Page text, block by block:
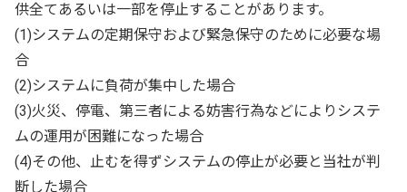
供全てあるいは一部を停止することがあります。
(1)システムの定期保守および緊急保守のために必要な場
合
(2)システムに負荷が集中した場合
(3)火災、停電、第三者による妨害行為などによりシステ
ムの運用が困難になった場合
(4)その他、止むを得ずシステムの停止が必要と当社が判
断した場合